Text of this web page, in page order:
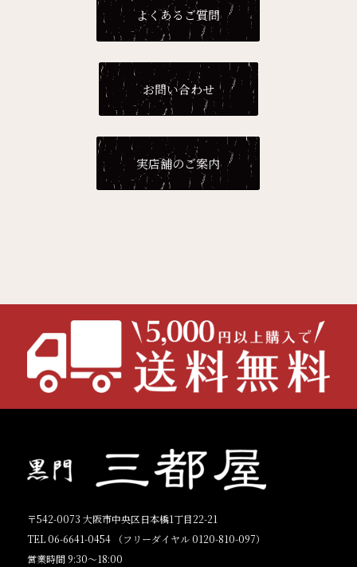
よくあるご質問
お問い合わせ
実店舗のご案内
〒542-0073 大阪市中央区日本橋1丁目22-21
TEL 06-6641-0454 （フリーダイヤル 0120-810-097）
営業時間 9:30〜18:00